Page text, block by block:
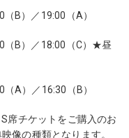
B）／19:00（A）
（B）／18:00（C）★昼
A）／16:30（B）
席チケットをご購入のお
像の種類となります。